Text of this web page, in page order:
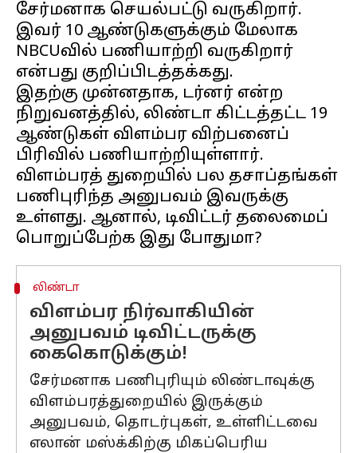
சேர்மனாக செயல்பட்டு வருகிறார்.
இவர் 10 ஆண்டுகளுக்கும் மேலாக
NBCUவில் பணியாற்றி வருகிறார்
என்பது குறிப்பிடத்தக்கது.
இதற்கு முன்னதாக, டர்னர் என்ற
நிறுவனத்தில், லிண்டா கிட்டத்தட்ட 19
ஆண்டுகள் விளம்பர விற்பனைப்
பிரிவில் பணியாற்றியுள்ளார்.
விளம்பரத் துறையில் பல தசாப்தங்கள்
பணிபுரிந்த அனுபவம் இவருக்கு
உள்ளது. ஆனால், டிவிட்டர் தலைமைப்
லிண்டா
விளம்பர நிர்வாகியின்
அனுபவம் டிவிட்டருக்கு
கைகொடுக்கும்!
சேர்மனாக பணிபுரியும் லிண்டாவுக்கு
விளம்பரத்துறையில் இருக்கும்
அனுபவம், தொடர்புகள், உள்ளிட்டவை
எலான் மஸ்க்கிற்கு மிகப்பெரிய